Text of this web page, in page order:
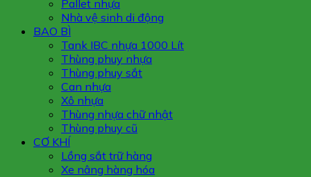
Pallet nhựa
Nhà vệ sinh di động
BAO BÌ
Tank IBC nhựa 1000 Lít
Thùng phuy nhựa
Thùng phuy sắt
Can nhựa
Xô nhựa
Thùng nhựa chữ nhật
Thùng phuy cũ
CƠ KHÍ
Lồng sắt trữ hàng
Xe nâng hàng hóa